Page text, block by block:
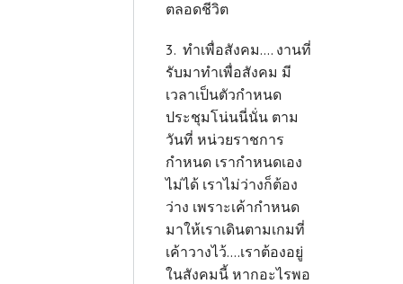
ตลอดชีวิต
3. ทำเพื่อสังคม.... งานที่
รับมาทำเพื่อสังคม มี
เวลาเป็นตัวกำหนด
ประชุมโน่นนี่นั่น ตาม
วันที่ หน่วยราชการ
กำหนด เรากำหนดเอง
ไม่ได้ เราไม่ว่างก็ต้อง
ว่าง เพราะเค้ากำหนด
มาให้เราเดินตามเกมที่
เค้าวางไว้....เราต้องอยู่
ในสังคมนี้ หากอะไรพอ